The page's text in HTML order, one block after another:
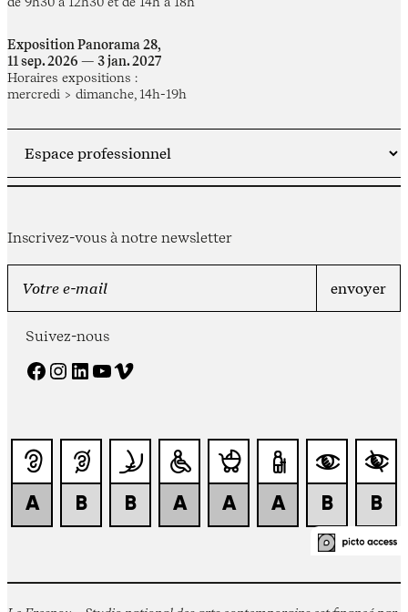
Exposition Panorama 28,
11 sep. 2026 — 3 jan. 2027
Horaires expositions :
mercredi > dimanche, 14h-19h
Inscrivez-vous à notre newsletter
Suivez-nous
Facebook Instagram LinkedIn YouTube Vimeo